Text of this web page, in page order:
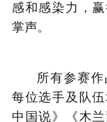
感和感染力，
掌声。
所有参赛
每位选手及队
中国说》《木